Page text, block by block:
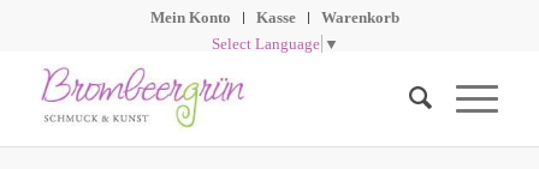
Mein Konto Kasse
Warenkorb
Select Language ▼